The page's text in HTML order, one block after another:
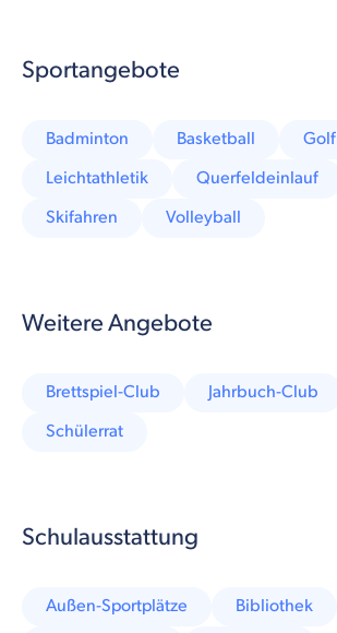
Sportangebote
Badminton Basketball
Golf
Leichtathletik
Querfeldeinlauf
Skifahren
Volleyball
Weitere Angebote
Brettspiel-Club
Jahrbuch-Club
Schülerrat
Schulausstattung
Außen-Sportplätze
Bibliothek